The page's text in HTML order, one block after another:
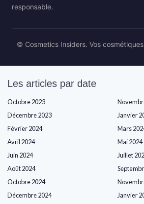
responsable.
© Cosmetics Insiders. Vos
Les articles par date
Octobre 2023
Décembre 2023
Janvier
Février 2024
Mars
Avril 2024
Mai 2024
Juin 2024
Juillet
Août 2024
Octobre 2024
Décembre 2024
Janvier